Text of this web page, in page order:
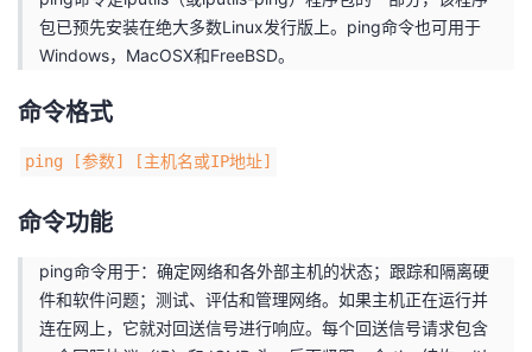
博
的
我
动
关
的
我
包已预先安装在绝大多数Linux发行版上。ping命令也可用于
Windows，MacOSX和FreeBSD。
命令格式
ping [参数] [主机名或IP地址]
命令功能
ping命令用于：确定网络和各外部主机的状态；跟踪和隔离硬
件和软件问题；测试、评估和管理网络。如果主机正在运行并
连在网上，它就对回送信号进行响应。每个回送信号请求包含